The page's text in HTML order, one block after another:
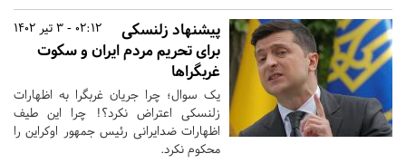
02:12 - 3 تیر 1402
پیشنهاد زلنسکی
برای تحریم مردم ایران و سکوت
غربگراها
یک سوال؛ چرا جریان غربگرا به اظهارات
زلنسکی اعتراض نکرد؟! چرا این طیف
اظهارات ضدایرانی رئیس جمهور اوکراین را
محکوم نکرد.